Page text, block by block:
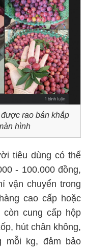
rao bán khắp
hình
tiêu dùng có thể
- 100.000 đồng,
vận chuyển trong
cao cấp hoặc
cung cấp hộp
hút chân không,
mỗi kg, đảm bảo